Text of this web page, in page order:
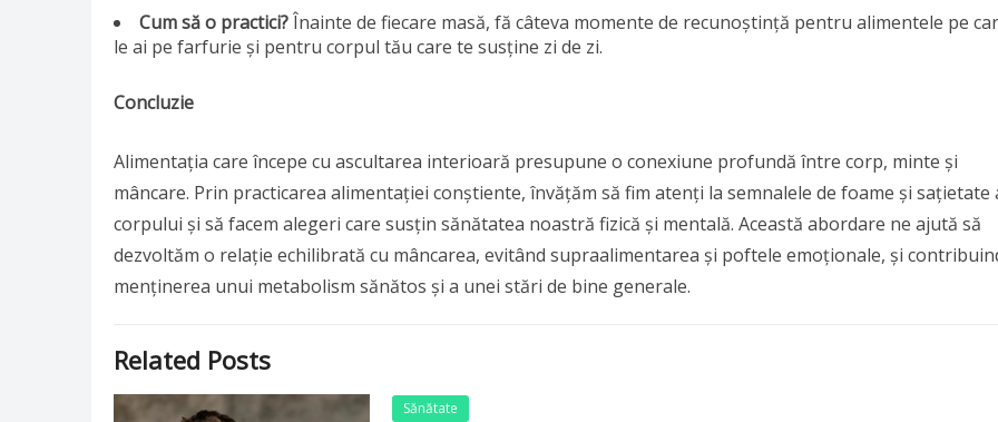
Cum să o practici?Înainte de fiecare masă, fă câteva momente de recunoștință pentru alimentele pe
le ai pe farfurie și pentru corpul tău care te susține zi de zi.
Concluzie
Alimentația care începe cu ascultarea interioară presupune o conexiune profundă între corp, minte și
mâncare. Prin practicarea alimentației conștiente, învățăm să fim atenți la semnalele de foame și sațietate
corpului și să facem alegeri care susțin sănătatea noastră fizică și mentală. Această abordare ne ajută să
dezvoltăm o relație echilibrată cu mâncarea, evitând supraalimentarea și poftele emoționale, și
menținerea unui metabolism sănătos și a unei stări de bine generale.
Related Posts
Sănătate